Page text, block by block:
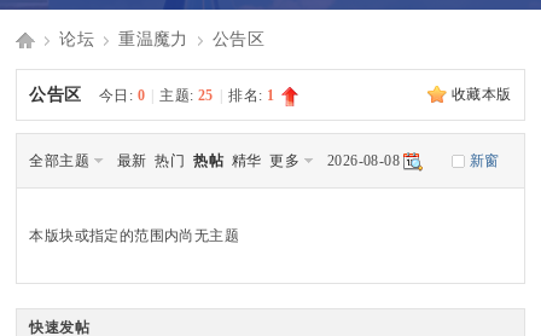
Di
uz
»
论坛 重温魔力 公告区
收藏本版
公告区 今日: 0 主题:25 排名: 1
新窗
全部主题 最新 热门 热帖 精华 更多 2026-08-08
本版块或指定的范围内尚无主题
快速发帖